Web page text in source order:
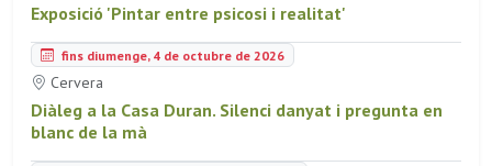
Exposició 'Pintar entre psicosi i realitat'
fins diumenge, 4 de octubre de 2026
Cervera
Diàleg a la Casa Duran. Silenci danyat i pregunta en
blanc de la mà